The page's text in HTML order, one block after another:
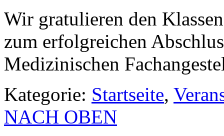
Wir gratulieren den
zum erfolgreichen
Medizinischen
Kategorie: Startseite,
NACH OBEN